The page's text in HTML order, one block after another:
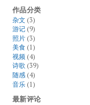
作品分类
杂文 (3)
游记(9)
照片(3)
美食 (1)
视频(4)
诗歌(39)
随感(4)
音乐(1)
最新评论